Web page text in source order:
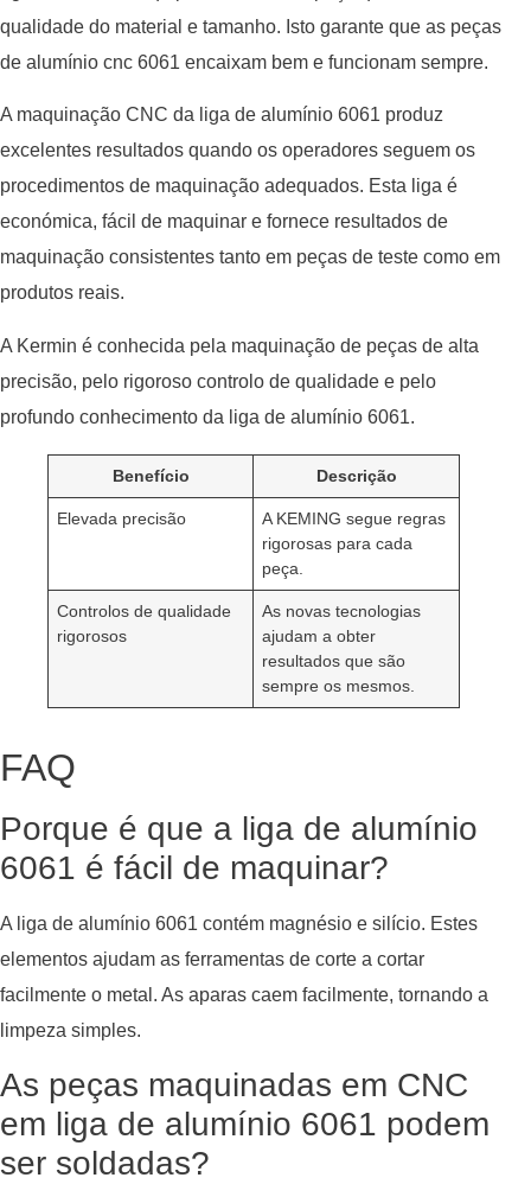
qualidade do material e tamanho. Isto garante que as peças
de alumínio cnc 6061 encaixam bem e funcionam sempre.
A maquinação CNC da liga de alumínio 6061 produz
excelentes resultados quando os operadores seguem os
procedimentos de maquinação adequados. Esta liga é
económica, fácil de maquinar e fornece resultados de
maquinação consistentes tanto em peças de teste como em
produtos reais.
A Kermin é conhecida pela maquinação de peças de alta
precisão, pelo rigoroso controlo de qualidade e pelo
profundo conhecimento da liga de alumínio 6061.
Benefício Descrição
Elevada precisão
A KEMING segue regras
rigorosas para cada
peça.
Controlos de qualidade
rigorosos
As novas tecnologias
ajudam a obter
resultados que são
sempre os mesmos.
FAQ
Porque é que a liga de alumínio
6061 é fácil de maquinar?
A liga de alumínio 6061 contém magnésio e silício. Estes
elementos ajudam as ferramentas de corte a cortar
facilmente o metal. As aparas caem facilmente, tornando a
limpeza simples.
As peças maquinadas em CNC
em liga de alumínio 6061 podem
ser soldadas?